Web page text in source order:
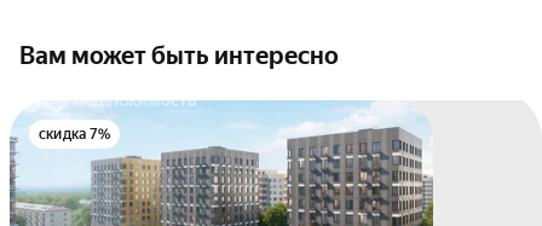
Вам может быть интересно
скидка 7%